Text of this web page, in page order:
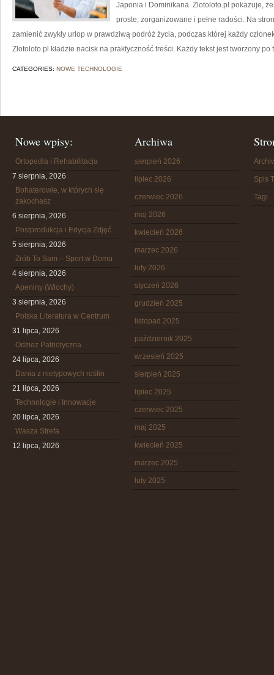
Japonia i Dominikana. Zlotoloto.pl pokazuje,
proste, zorganizowane i pełne radości. Na
zamienić zwykły urlop w prawdziwą podróż życia, podczas której każdy
Zlotoloto.pl kładzie nacisk na praktyczność treści. Każdy tekst jest tworzony po
CATEGORIES: NOWE TECHNOLOGIE
Nowe wpisy:
Ortopedia i Rehabilitacja
7 sierpnia, 2026
Bohaterowie, w których się
zakochasz
6 sierpnia, 2026
Postprodukcja i Edycja Zdjęć
5 sierpnia, 2026
Zrób To Sam – Sport w Domu
4 sierpnia, 2026
Apeniny (Włochy)
3 sierpnia, 2026
Polska Literatura w Centrum
31 lipca, 2026
Odzież Patriotyczna
24 lipca, 2026
Dania z nietypowych roślin
21 lipca, 2026
Technologie i Innowacje
20 lipca, 2026
Wasza Strefa
12 lipca, 2026
Archiwa
sierpień 2026
lipiec 2026
czerwiec 2026
maj 2026
kwiecień 2026
marzec 2026
luty 2026
styczeń 2026
grudzień 2025
listopad 2025
październik 2025
wrzesień 2025
sierpień 2025
lipiec 2025
czerwiec 2025
maj 2025
kwiecień 2025
marzec 2025
luty 2025
Spis
Tagi